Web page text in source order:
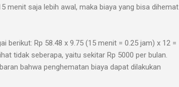
menit saja lebih awal, maka biaya yang bisa dihemat
berikut: Rp 58.48 x 9.75 (15 menit = 0.25 jam) x 12 =
tidak seberapa, yaitu sekitar Rp 5000 per bulan.
bahwa penghematan biaya dapat dilakukan